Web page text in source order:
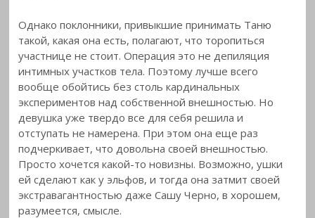
Однако поклонники, привыкшие принимать Таню
такой, какая она есть, полагают, что торопиться
участнице не стоит. Операция это не депиляция
интимных участков тела. Поэтому лучше всего
вообще обойтись без столь кардинальных
экспериментов над собственной внешностью. Но
девушка уже твердо все для себя решила и
отступать не намерена. При этом она еще раз
подчеркивает, что довольна своей внешностью.
Просто хочется какой-то новизны. Возможно, ушки
ей сделают как у эльфов, и тогда она затмит своей
экстравагантностью даже Сашу Черно, в хорошем,
разумеется, смысле.